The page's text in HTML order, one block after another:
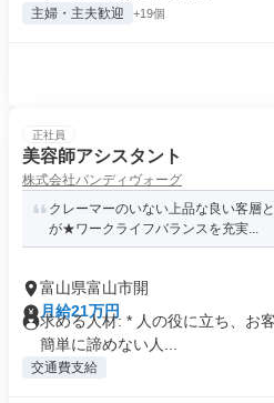
主婦・主夫歓迎 +19個
正社員
美容師アシスタント
株式会社バンディヴォーグ
クレーマーのいない上品な良い客層
が★ワークライフバランスを充実...
富山県富山市開
月給21万円
求める人材: * 人の役に立ち、お
簡単に諦めない人...
交通費支給